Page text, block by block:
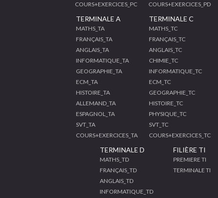
COURS+EXERCICES_PC
COURS+EXERCICES_PD
TERMINALE A
MATHS_TA
FRANÇAIS_TA
ANGLAIS_TA
INFORMATIQUE_TA
GEOGRAPHIE_TA
ECM_TA
HISTOIRE_TA
ALLEMAND_TA
ESPAGNOL_TA
SVT_TA
COURS+EXERCICES_TA
TERMINALE C
MATHS_TC
FRANÇAIS_TC
ANGLAIS_TC
CHIMIE_TC
INFORMATIQUE_TC
ECM_TC
GEOGRAPHIE_TC
HISTOIRE_TC
PHYSIQUE_TC
SVT_TC
COURS+EXERCICES_TC
TERMINALE D
MATHS_TD
FRANÇAIS_TD
ANGLAIS_TD
INFORMATIQUE_TD
FILIÈRE TI
PREMIERE TI
TERMINALE TI